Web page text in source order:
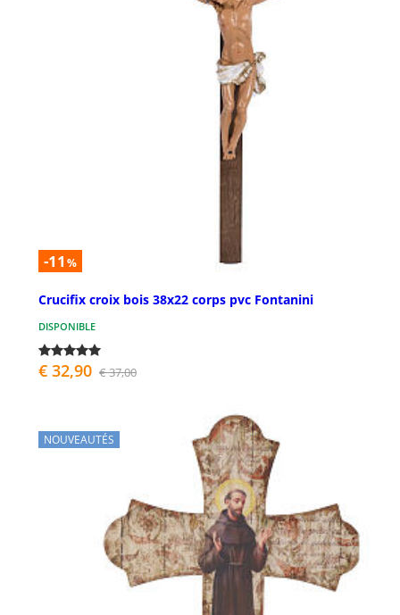
-11 %
Crucifix croix bois 38x22 corps pvc Fontanini
DISPONIBLE
€ 32,90 € 37,00
NOUVEAUTÉS